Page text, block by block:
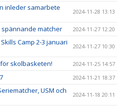
inleder samarbete
2024-11-28 13:13
spännande matcher 2024-11-27 12:20
Camp 2-3 januari
2024-11-27 10:30
för skolbasketen! 2024-11-25 14:57
2024-11-21 18:37
USM och
2024-11-18 20:11